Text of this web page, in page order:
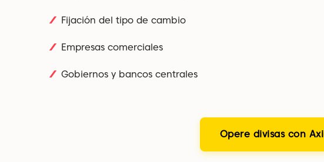
Fijación del tipo de cambio
Empresas comerciales
Gobiernos y bancos centrales
Opere divisas con Axi